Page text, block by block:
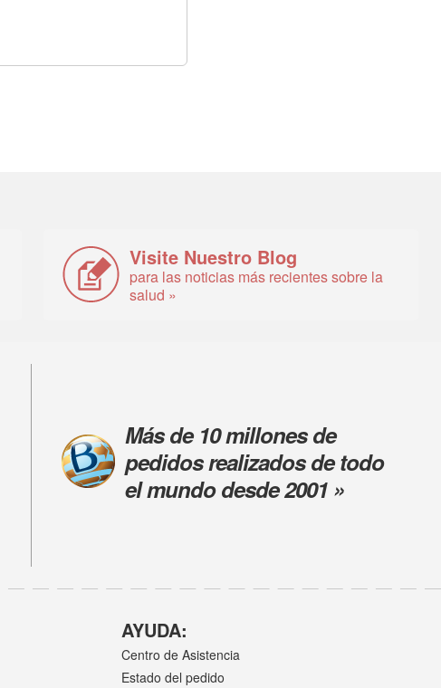
Visite Nuestro Blog
para las noticias más recientes sobre la
salud »
Más de 10 millones de
pedidos realizados de todo
el mundo desde 2001 »
AYUDA:
Centro de Asistencia
Estado del pedido